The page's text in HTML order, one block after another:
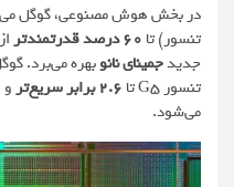
در بخش هوش مصنوعی، گوگل
تنسور) تا 60 درصد قدرتمندتر
جدیدجمینای نانوبهره می‌برد.
تنسور G5 تا
2.6 برابر سریع‌تر و
می‌شود.